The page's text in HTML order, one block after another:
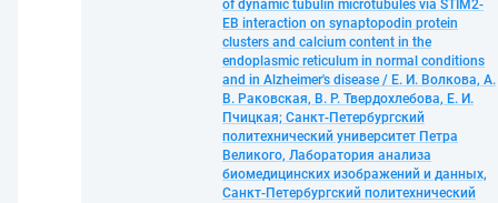
of dynamic tubulin microtubules via STIM2-
EB interaction on synaptopodin protein
clusters and calcium content in the
endoplasmic reticulum in normal conditions
and in Alzheimer's disease / Е. И. Волкова, А.
В. Раковская, В. Р. Твердохлебова, Е. И.
Пчицкая; Санкт-Петербургский
политехнический университет Петра
Великого, Лаборатория анализа
биомедицинских изображений и данных,
Санкт-Петербургский политехнический